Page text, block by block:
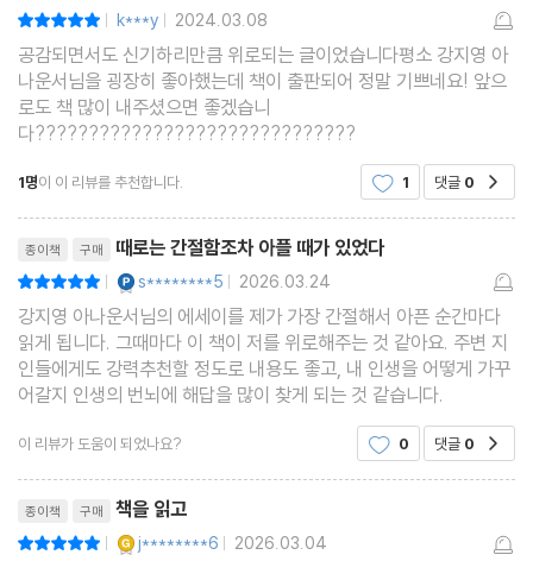
텅 빈 아나운서실에 홀로 남아서
4장. 나만은 나를 믿을 것
내가 틀릴 수도 있다는 생각
자기 연민이라는 덫
행복이 목적일 때 불행하기 쉬웠다
기본기의 중요성
잠시 숨을 고르는 시간
공부하는 사람만이 아는 것
진짜 승부는 30대부터
| k***y | 2024.03.08
공감되면서도 신기하리만큼 위로되는 글이었습니다평소 강지영 아
나운서님을 굉장히 좋아했는데 책이 출판되어 정말 기쁘네요! 앞으
로도 책 많이 내주셨으면 좋겠습니
다??????????????????????????????
1명이 이 리뷰를 추천합니다. 1 댓글 0
종이책 구매 때로는 간절함조차 아플 때가 있었다
| s********5 | 2026.03.24
강지영 아나운서님의 에세이를 제가 가장 간절해서 아픈 순간마다
읽게 됩니다. 그때마다 이 책이 저를 위로해주는 것 같아요. 주변 지
인들에게도 강력추천할 정도로 내용도 좋고, 내 인생을 어떻게 가꾸
어갈지 인생의 번뇌에 해답을 많이 찾게 되는 것 같습니다.
이 리뷰가 도움이 되었나요? 0 댓글 0
종이책 구매 책을 읽고
| j********6 | 2026.03.04